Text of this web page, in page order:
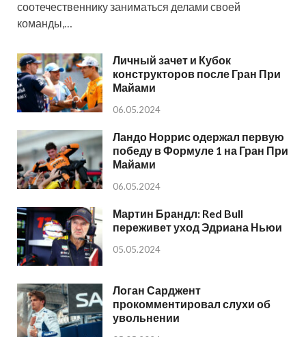
соотечественнику заниматься делами своей
команды,…
Личный зачет и Кубок
конструкторов после Гран При
Майами
06.05.2024
Ландо Норрис одержал первую
победу в Формуле 1 на Гран При
Майами
06.05.2024
Мартин Брандл: Red Bull
переживет уход Эдриана Ньюи
05.05.2024
Логан Сарджент
прокомментировал слухи об
увольнении